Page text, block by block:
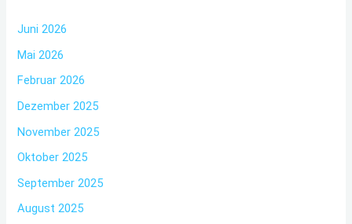
Juni 2026
Mai 2026
Februar 2026
Dezember 2025
November 2025
Oktober 2025
September 2025
August 2025